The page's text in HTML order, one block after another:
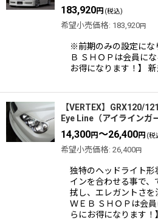
183,920円 (税込)
希望小売価格: 183,920円
※前期のみの設定にな
Ｂ ＳＨＯＰは会員に
お得になります！】
【VERTEX】GRX120/
Eye Line（アイラインガ
14,300円～26,400円 (税
希望小売価格: 26,400円
独特のヘッドライト形
インを合わせる事で
拭し、エレガントさを
ＷＥＢ ＳＨＯＰは会
らにお得になります！